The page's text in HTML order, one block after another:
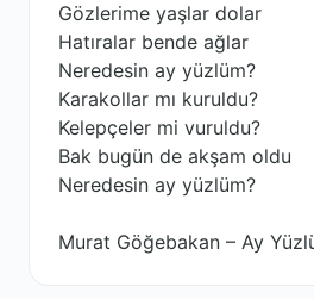
Gözlerime yaşlar dolar
Hatıralar bende ağlar
Neredesin ay yüzlüm?
Karakollar mı kuruldu?
Kelepçeler mi vuruldu?
Bak bugün de akşam oldu
Neredesin ay yüzlüm?
Murat Göğebakan – Ay